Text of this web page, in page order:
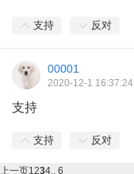
支持 反对
00001
2020-12-1 16:37:24
支持
支持 反对
上一页1234.. 6